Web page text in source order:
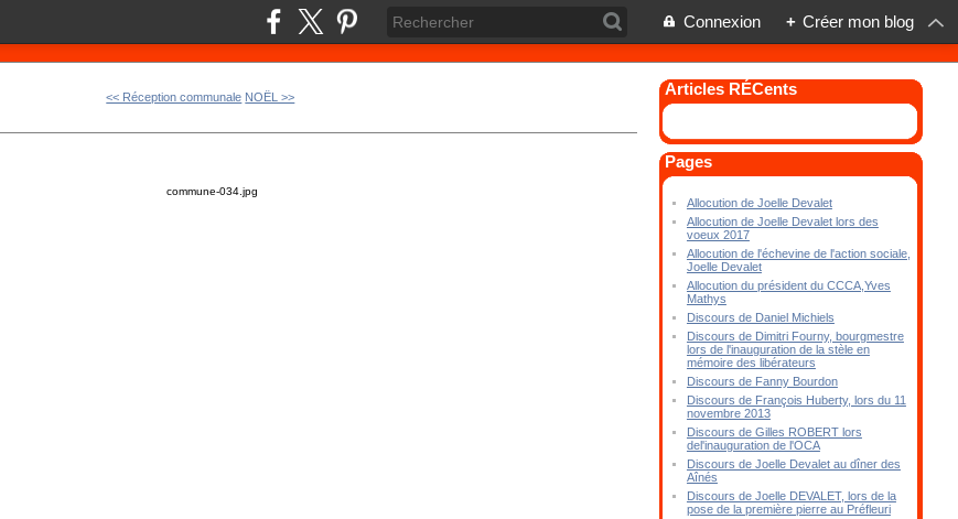
Connexion + Créer mon blog
<< Réception communale NOËL >> Articles RÉCents
Pages
Allocution de Joelle Devalet
Allocution de Joelle Devalet lors des
voeux 2017
Allocution de l'échevine de l'action sociale,
Joelle Devalet
Allocution du président du CCCA,Yves
Mathys
Discours de Daniel Michiels
Discours de Dimitri Fourny, bourgmestre
lors de l'inauguration de la stèle en
mémoire des libérateurs
Discours de Fanny Bourdon
Discours de François Huberty, lors du 11
novembre 2013
Discours de Gilles ROBERT lors
del'inauguration de l'OCA
Discours de Joelle Devalet au dîner des
Aînés
Discours de Joelle DEVALET, lors de la
pose de la première pierre au Préfleuri